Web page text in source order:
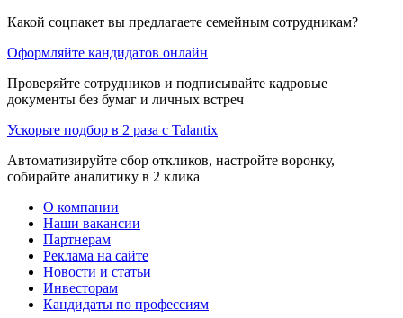
Какой соцпакет вы предлагаете семейным сотрудникам?
Оформляйте кандидатов онлайн
Проверяйте сотрудников и подписывайте кадровые
документы без бумаг и личных встреч
Ускорьте подбор в 2 раза с Talantix
Автоматизируйте сбор откликов, настройте воронку,
собирайте аналитику в 2 клика
О компании
Наши вакансии
Партнерам
Реклама на сайте
Новости и статьи
Инвесторам
Кандидаты по профессиям